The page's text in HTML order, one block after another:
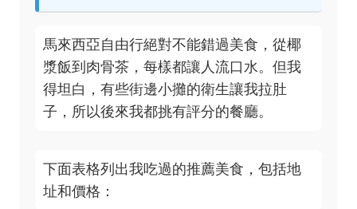
馬來西亞自由行絕對不能錯過美食，從椰
漿飯到肉骨茶，每樣都讓人流口水。但我
得坦白，有些街邊小攤的衛生讓我拉肚
子，所以後來我都挑有評分的餐廳。
下面表格列出我吃過的推薦美食，包括地
址和價格：